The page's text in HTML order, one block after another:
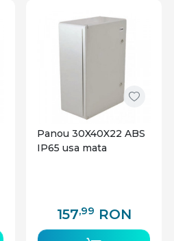
Panou 30X40X22 ABS
IP65 usa mata
157,99 RON